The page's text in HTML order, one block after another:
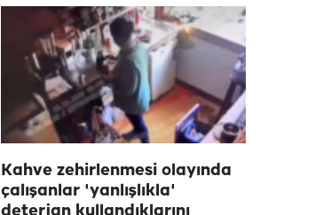
Kahve zehirlenmesi olayında
çalışanlar 'yanlışlıkla'
deterjan kullandıklarını